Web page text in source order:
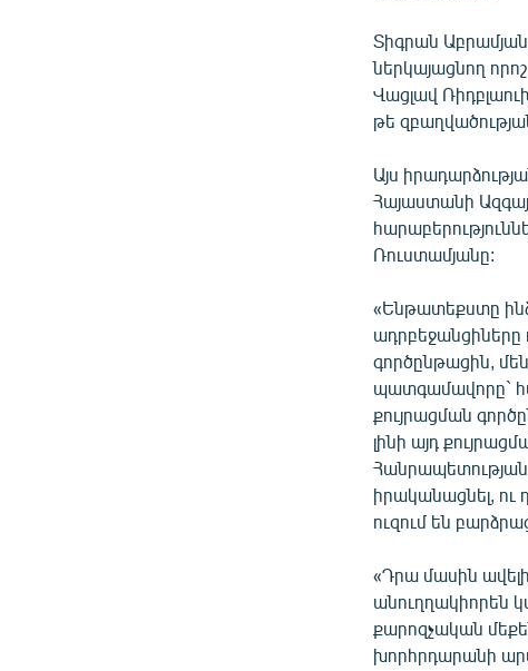
Տիգրան
ներկայացնող
Վացլավ
թե
Այս
Հայաստանի
Ռուստամյանը:
«Ենթատեքստը
ադրբեջանցիները
գործընթացին,
պատգամավորը`
քույրացման
լինի այդ
Հանրապետության
իրականացնել, ու
ուզում են
«Դրա մասին
անուղղակիորեն
քարոզչական
խորհրդարանի